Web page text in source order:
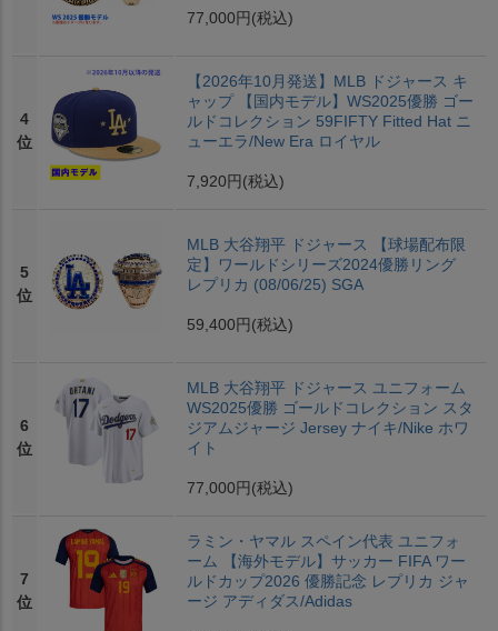
77,000円 (税込)
4
位
【2026年10月発送】MLB ドジャース キ
ャップ 【国内モデル】WS2025優勝 ゴー
ルドコレクション 59FIFTY Fitted Hat ニ
ューエラ/New Era ロイヤル
7,920円 (税込)
5
位
MLB 大谷翔平 ドジャース 【球場配布限
定】ワールドシリーズ2024優勝リング
レプリカ (08/06/25) SGA
59,400円 (税込)
6
位
MLB 大谷翔平 ドジャース ユニフォーム
WS2025優勝 ゴールドコレクション スタ
ジアムジャージ Jersey ナイキ/Nike ホワ
イト
77,000円 (税込)
7
位
ラミン・ヤマル スペイン代表 ユニフォ
ーム 【海外モデル】サッカー FIFA ワー
ルドカップ2026 優勝記念 レプリカ ジャ
ージ アディダス/Adidas